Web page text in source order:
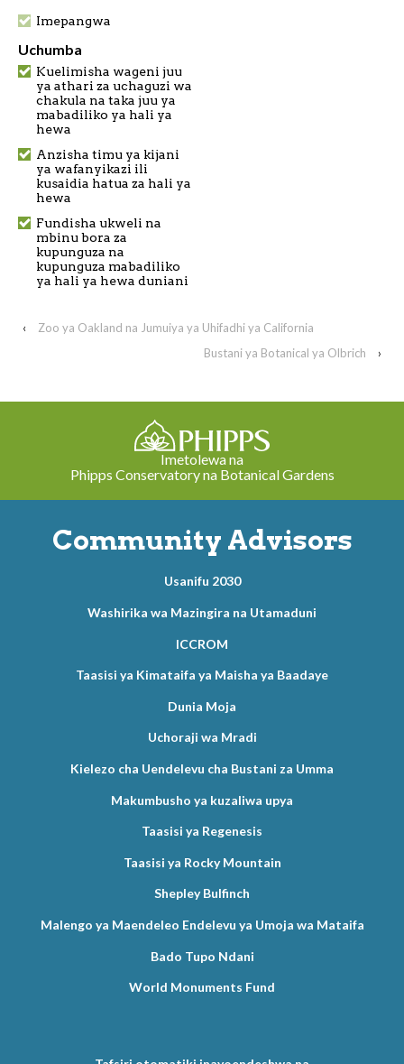
Imepangwa
Uchumba
Kuelimisha wageni juu
ya athari za uchaguzi wa
chakula na taka juu ya
mabadiliko ya hali ya
hewa
Anzisha timu ya kijani
ya wafanyikazi ili
kusaidia hatua za hali ya
hewa
Fundisha ukweli na
mbinu bora za
kupunguza na
kupunguza mabadiliko
ya hali ya hewa duniani
‹
Zoo ya Oakland na Jumuiya ya Uhifadhi ya California
Bustani ya Botanical ya Olbrich
›
Imetolewa na
Phipps Conservatory na Botanical Gardens
Community Advisors
Usanifu 2030
Washirika wa Mazingira na Utamaduni
ICCROM
Taasisi ya Kimataifa ya Maisha ya Baadaye
Dunia Moja
Uchoraji wa Mradi
Kielezo cha Uendelevu cha Bustani za Umma
Makumbusho ya kuzaliwa upya
Taasisi ya Regenesis
Taasisi ya Rocky Mountain
Shepley Bulfinch
Malengo ya Maendeleo Endelevu ya Umoja wa Mataifa
Bado Tupo Ndani
World Monuments Fund